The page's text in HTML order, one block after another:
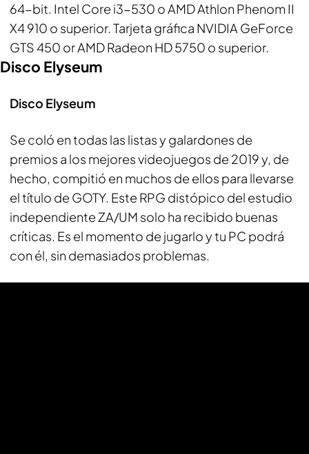
64-bit. Intel Core i3-530 o AMD Athlon Phenom II
X4 910 o superior. Tarjeta gráfica NVIDIA GeForce
GTS 450 or AMD Radeon HD 5750 o superior.
Disco Elyseum
Disco Elyseum
Se coló en todas las listas y galardones de
premios a los mejores videojuegos de 2019 y, de
hecho, compitió en muchos de ellos para llevarse
el título de GOTY. Este RPG distópico del estudio
independiente ZA/UM solo ha recibido buenas
críticas. Es el momento de jugarlo y tu PC podrá
con él, sin demasiados problemas.